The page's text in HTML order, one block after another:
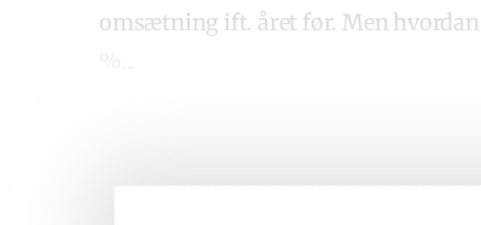
omsætning ift. året før. Men